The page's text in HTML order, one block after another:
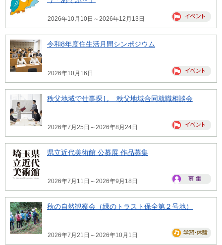
2026年10月10日～2026年12月13日
令和8年度住生活月間シンポジウム
2026年10月16日
秩父地域で仕事探し 秩父地域合同就職相談会
2026年7月25日～2026年8月24日
県立近代美術館 公募展 作品募集
2026年7月11日～2026年9月18日
秋の自然観察会（緑のトラスト保全第２号地）
2026年7月21日～2026年10月1日